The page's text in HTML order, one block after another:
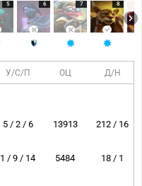
5 6 7 8
У/С/П ОЦ Д/Н
5 / 2 / 6 13913 212 / 16
1 / 9 / 14 5484 18 / 1